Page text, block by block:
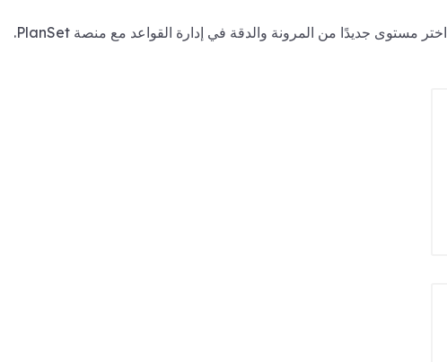
اختر مستوى جديدًا من المرونة والدقة في إدارة القواعد مع منصة PlanSet.